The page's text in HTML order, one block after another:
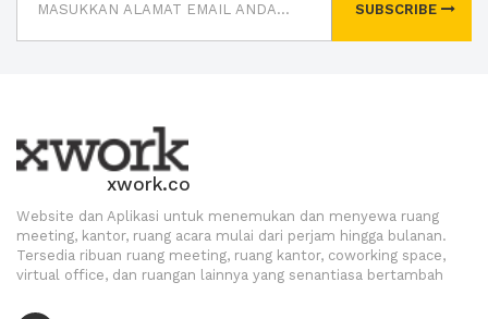
SUBSCRIBE
xwork.co
Website dan Aplikasi untuk menemukan dan menyewa ruang
meeting, kantor, ruang acara mulai dari perjam hingga bulanan.
Tersedia ribuan ruang meeting, ruang kantor, coworking space,
virtual office, dan ruangan lainnya yang senantiasa bertambah